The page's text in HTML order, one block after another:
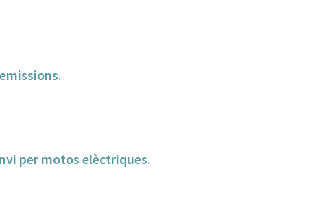
per motos elèctriques.